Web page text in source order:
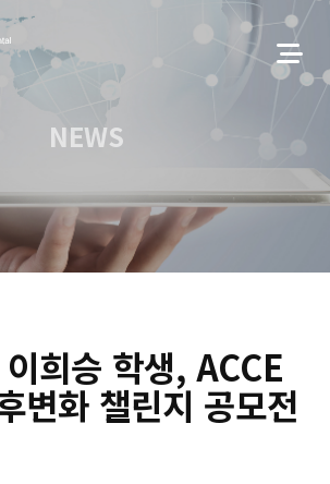
NEWS
희승 학생, ACCE
변화 챌린지 공모전